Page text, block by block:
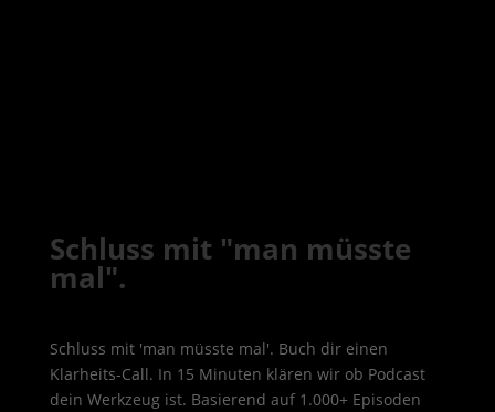
Schluss mit "man müsste
mal".
Schluss mit 'man müsste mal'. Buch dir einen
Klarheits-Call. In 15 Minuten klären wir ob Podcast
dein Werkzeug ist. Basierend auf 1.000+ Episoden